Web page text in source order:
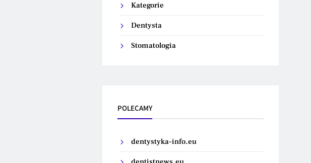
Kategorie
Dentysta
Stomatologia
POLECAMY
dentystyka-info.eu